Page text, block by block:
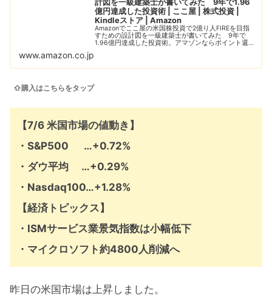
計図を一級建築士が書いてみた 9年で1.96
億円達成した投資術 | ここ屋 | 株式投資 |
Kindleストア | Amazon
Amazonでここ屋の米国株投資で2億り人FIREを目指
すための設計図を一級建築士が書いてみた 9年で
1.96億円達成した投資術。アマゾンならポイント還元
www.amazon.co.jp
⇧購入はこちらをタップ
【7/6 米国市場の値動き】
・S&P500 …+0.72%
・ダウ平均 …+0.29%
・Nasdaq100…+1.28%
【経済トピックス】
・ISMサービス業景気指数は小幅低下
・マイクロソフト約4800人削減へ
昨日の米国市場は上昇しました。